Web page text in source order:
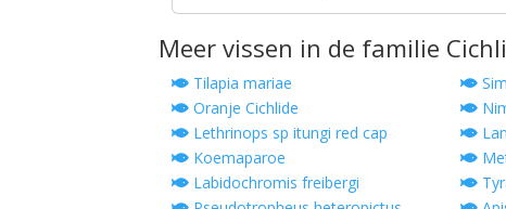
Meer vissen in de familie
Tilapia mariae
Oranje Cichlide
Lethrinops sp itungi red cap
Koemaparoe
Labidochromis freibergi